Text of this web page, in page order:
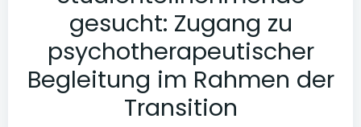
gesucht: Zugang zu
psychotherapeutischer
Begleitung im Rahmen der
Transition